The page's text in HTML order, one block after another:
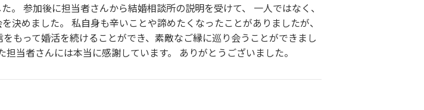
参加後に担当者さんから結婚相談所の説明を受けて、 一人ではなく、
めました。 私自身も辛いことや諦めたくなったことがありましたが、
もって婚活を続けることができ、素敵なご縁に巡り会うことができまし
当者さんには本当に感謝しています。 ありがとうございました。